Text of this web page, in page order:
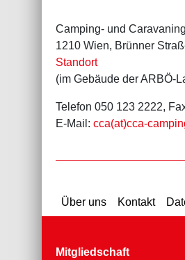
Camping- und
1210 Wien, Brünner
Standort
(im Gebäude der ARBÖ-
Telefon 050 123 2222,
E-Mail: cca(at)cca-
Über uns Kontakt
Mitgliedschaft